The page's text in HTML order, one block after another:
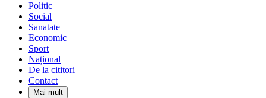
Politic
Social
Sanatate
Economic
Sport
Național
De la cititori
Contact
Mai mult